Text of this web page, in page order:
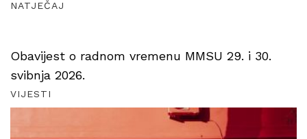
NATJEČAJ
Obavijest o radnom vremenu MMSU 29. i 30.
svibnja 2026.
VIJESTI